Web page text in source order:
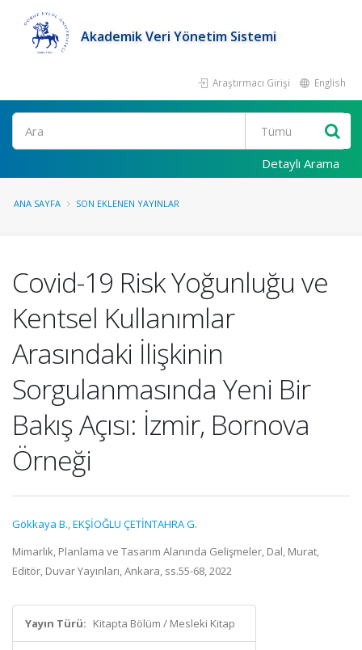
Akademik Veri Yönetim Sistemi
Araştırmacı Girişi English
Ara
Detaylı Arama
ANA SAYFA SON EKLENEN YAYINLAR
Covid-19 Risk Yoğunluğu ve
Kentsel Kullanımlar
Arasındaki İlişkinin
Sorgulanmasında Yeni Bir
Bakış Açısı: İzmir, Bornova
Örneği
Gökkaya B.,EKŞİOĞLU ÇETİNTAHRA G.
Mimarlık, Planlama ve Tasarım Alanında Gelişmeler, Dal, Murat,
Editör, Duvar Yayınları, Ankara, ss.55-68, 2022
Yayın Türü: Kitapta Bölüm / Mesleki Kitap